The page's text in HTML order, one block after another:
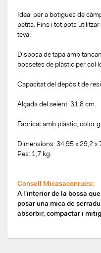
Ideal per a botigues de
petita. Fins i tot pots
teva.
Disposa de tapa amb
bossetes de plàstic per
Capacitat del depòsit de
Alçada del seient: 31,8 cm.
Fabricat amb plàstic, color
Dimensions: 34,95 x 29,2 x
Pes: 1,7 kg.
Consell Micasaconrues:
A l'interior de la bossa
posar una mica de
absorbir, compactar i